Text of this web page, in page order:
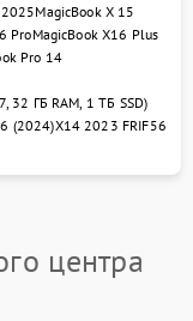
рублей
рублей
рублей
MagicBook X 15
ProMagicBook X16 Plus
Pro 14
32 ГБ RAM, 1 ТБ SSD)
(2024)X14 2023 FRIF56
центра